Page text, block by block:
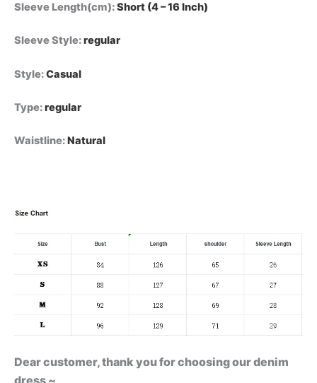
Sleeve Length(cm):Short (4 – 16 Inch)
Sleeve Style:regular
Style:Casual
Type:regular
Waistline: Natural
Dear customer, thank you for choosing our denim
dress ~